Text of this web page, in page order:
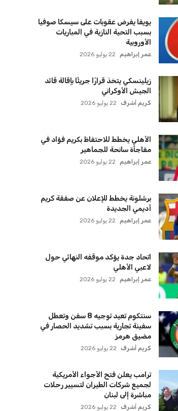
يويفا يفرض عقوبات على سيسكا صوفيا
بسبب التحية النازية في المباريات
الأوروبية
عمر إبراهيم 22 يوليو 2026
زيلينسكي يتخذ قرارًا جريئًا بإقالة قائد
الجيش الأوكراني
كريم أشرف 22 يوليو 2026
الأهلي يخطط للاحتفاظ بكريم فؤاد في
مفاجأة سانحة للجماهير
عمر إبراهيم 22 يوليو 2026
برشلونة يخطط للإعلان عن صفقة كريم
أديمي الجديدة
عمر إبراهيم 22 يوليو 2026
اتحاد جدة يؤكد موقفه النهائي حول
لاعبي الأهلي
عمر إبراهيم 22 يوليو 2026
سنتكوم تعيد توجيه 8 سفن وتعطل
سفينة تجارية بسبب تشديد الحصار في
مضيق هرمز
كريم أشرف 22 يوليو 2026
ترامب يعلن فتح الأجواء الأمريكية
لجميع شركات الطيران لتسيير رحلات
مباشرة إلى لبنان
كريم أشرف 22 يوليو 2026